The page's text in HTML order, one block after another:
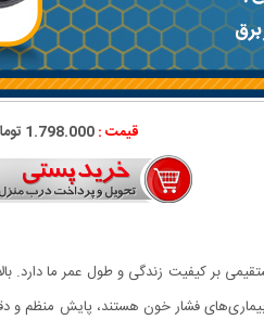
قیمت :1.798.000 تومان
بر کیفیت زندگی و طول عمر ما دارد.
بیماری‌های فشار خون هستند، پایش